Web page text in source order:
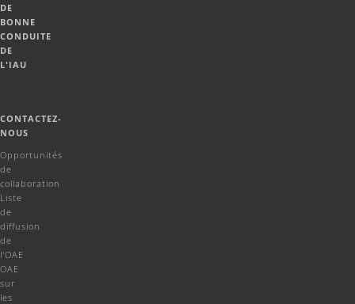
DE
BONNE
CONDUITE
DE
L'IAU
CONTACTEZ-
NOUS
Opportunités
de
collaboration
Liste
de
diffusion
de
l'OAE
OAE
sur
les